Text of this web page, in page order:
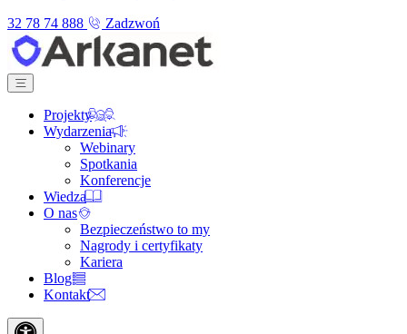
32 78 74 888
Zadzwoń
Projekty
Wydarzenia
Webinary
Spotkania
Konferencje
Wiedza
O nas
Bezpieczeństwo to my
Nagrody i certyfikaty
Kariera
Blog
Kontakt